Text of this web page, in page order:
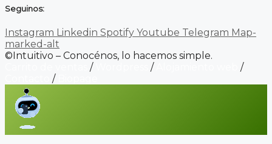
Seguinos:
Instagram Linkedin Spotify Youtube Telegram Map-
marked-alt
©Intuitivo – Conocénos, lo hacemos simple.
/ /
/
/